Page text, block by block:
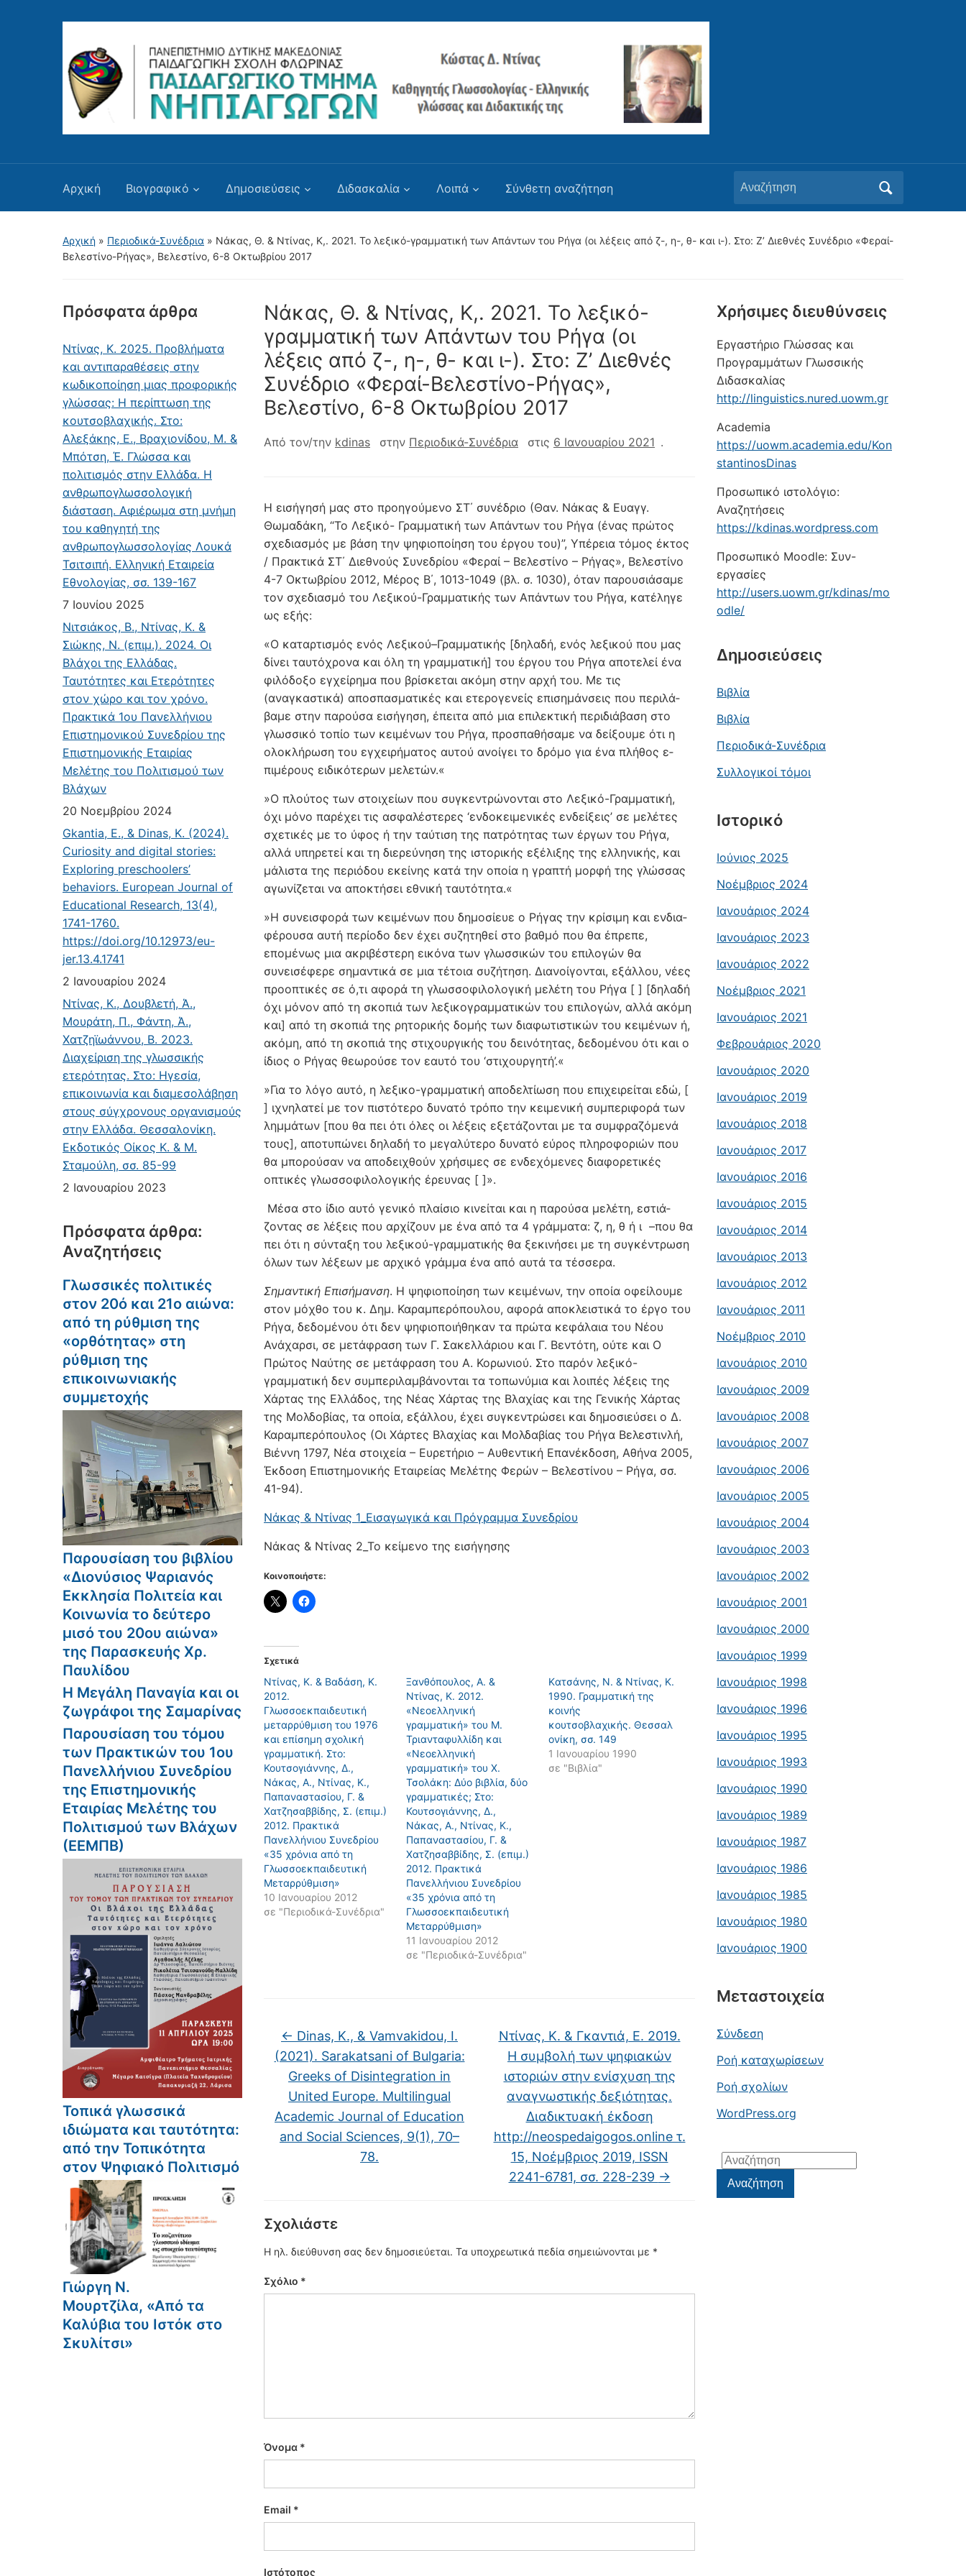
Αρχική Βιογραφικό Δημοσιεύσεις Διδασκαλία Λοιπά Σύνθετη αναζήτηση
Αναζήτηση
για:
Αρχική » Περιοδικά-Συνέδρια » Νάκας, Θ. & Ντίνας, Κ,. 2021. Το λεξικό-γραμματική των Απάντων του Ρήγα (οι λέξεις από ζ-, η-, θ- και ι-). Στο: Ζ’ Διεθνές Συνέδριο «Φεραί-
Βελεστίνο-Ρήγας», Βελεστίνο, 6-8 Οκτωβρίου 2017
Πρόσφατα άρθρα
Ντίνας, Κ. 2025. Προβλήματα
και αντιπαραθέσεις στην
κωδικοποίηση μιας προφορικής
γλώσσας: Η περίπτωση της
κουτσοβλαχικής. Στο:
Αλεξάκης, Ε., Βραχιονίδου, Μ. &
Μπότση, Έ. Γλώσσα και
πολιτισμός στην Ελλάδα. Η
ανθρωπογλωσσολογική
διάσταση. Αφιέρωμα στη μνήμη
του καθηγητή της
ανθρωπογλωσσολογίας Λουκά
Τσιτσιπή. Ελληνική Εταιρεία
Εθνολογίας, σσ. 139-167
7 Ιουνίου 2025
Νιτσιάκος, Β., Ντίνας, Κ. &
Σιώκης, Ν. (επιμ.). 2024. Οι
Βλάχοι της Ελλάδας.
Ταυτότητες και Ετερότητες
στον χώρο και τον χρόνο.
Πρακτικά 1ου Πανελλήνιου
Επιστημονικού Συνεδρίου της
Επιστημονικής Εταιρίας
Μελέτης του Πολιτισμού των
Βλάχων
20 Νοεμβρίου 2024
Gkantia, E., & Dinas, K. (2024).
Curiosity and digital stories:
Exploring preschoolers’
behaviors. European Journal of
Educational Research, 13(4),
1741-1760.
https://doi.org/10.12973/eu-
jer.13.4.1741
2 Ιανουαρίου 2024
Ντίνας, Κ., Δουβλετή, Ά.,
Μουράτη, Π., Φάντη, Ά.,
Χατζηϊωάννου, Β. 2023.
Διαχείριση της γλωσσικής
ετερότητας. Στο: Ηγεσία,
επικοινωνία και διαμεσολάβηση
στους σύγχρονους οργανισμούς
στην Ελλάδα. Θεσσαλονίκη.
Εκδοτικός Οίκος Κ. & Μ.
Σταμούλη, σσ. 85-99
2 Ιανουαρίου 2023
Πρόσφατα άρθρα:
Αναζητήσεις
Γλωσσικές πολιτικές
στον 20ό και 21ο αιώνα:
από τη ρύθμιση της
«ορθότητας» στη
ρύθμιση της
επικοινωνιακής
συμμετοχής
Παρουσίαση του βιβλίου
«Διονύσιος Ψαριανός
Εκκλησία Πολιτεία και
Κοινωνία το δεύτερο
μισό του 20ου αιώνα»
της Παρασκευής Χρ.
Παυλίδου
Η Μεγάλη Παναγία και οι
ζωγράφοι της Σαμαρίνας
Παρουσίαση του τόμου
των Πρακτικών του 1ου
Πανελλήνιου Συνεδρίου
της Επιστημονικής
Εταιρίας Μελέτης του
Πολιτισμού των Βλάχων
(ΕΕΜΠΒ)
Τοπικά γλωσσικά
ιδιώματα και ταυτότητα:
από την Τοπικότητα
στον Ψηφιακό Πολιτισμό
Γιώργη Ν.
Μουρτζίλα, «Από τα
Καλύβια του Ιστόκ στο
Σκυλίτσι»
Νάκας, Θ. & Ντίνας, Κ,. 2021. Το λεξικό-
γραμματική των Απάντων του Ρήγα (οι
λέξεις από ζ-, η-, θ- και ι-). Στο: Ζ’ Διεθνές
Συνέδριο «Φεραί-Βελεστίνο-Ρήγας»,
Βελεστίνο, 6-8 Οκτωβρίου 2017
Από τον/την kdinas στην Περιοδικά-Συνέδρια στις 6 Ιανουαρίου 2021 .
Η εισήγησή μας στο προηγούμενο ΣΤ΄ συνέδριο (Θαν. Νάκας & Ευαγγ.
Θωμαδάκη, “Το Λεξικό- Γραμ­μα­τική των Απάντων του Ρήγα (ένας πρώτος
σχεδι­ασμός με βάση την ψηφιοποίηση του έργου του)”, Υπέρεια τόμος έκτος
/ Πρακτικά ΣΤ΄ Διεθ­νούς Συνεδρίου «Φεραί – Βελεστίνο – Ρήγας», Βελεστίνο
4-7 Ο­κτωβρίου 2012, Μέρος Β΄, 1013-1049 (βλ. σ. 1030), όταν παρουσιάσαμε
τον σχεδιασμό του Λεξικού-Γραμματικής των Απάντων του Ρήγα, κατέληγε
ως εξής:
«Ο καταρ­τισμός ενός Λεξικού–Γραμ­μα­τικής [δηλαδή, ενός λεξικού που μας
δίνει ταυ­τό­χρονα και όλη τη γραμματική] του έργου του Ρήγα αποτε­λεί ένα
φιλό­δοξο εγχείρημα που βρίσκεται ακόμη στην αρχή του. Με τις
(αναγκαστικά) αποσπα­σματικές και ετερο­γε­νείς επισημάνσεις που περιλά­
βαμε στην παρούσα εισήγηση, έ­πει­τα από μια επιλε­κτι­κή περιδιάβαση στο
γλωσσικό τοπίο των κειμένων του Ρήγα, προσπαθήσαμε να δείξου­με ότι η
ολοκλήρωση του εγχειρήματος αυτού ανοίγει το δρό­μο για ένα πλήθος ε­
πιμέ­ρους ειδικότερων μελετών.«
»Ο πλούτος των στοιχείων που συγκεντρώνονται στο Λεξικό-Γραμ­ματική,
όχι μόνο παρέχει τις ασφαλέστερες ‘ενδοκειμενικές ενδείξεις’ σε μελέτες
σχετικές με το ύ­φος ή την ταύτιση της πα­τρότητας των έργων του Ρήγα,
αλλά υπηρετεί και τη δι­ερεύ­νηση της ιστορικής εξέλιξης της ελλη­νι­κής, και
μάλιστα της περιόδου ε­κείνης κα­τά την οποία η γραπτή μορφή της γλώσσας
αγωνίζεται να αποκτήσει εθνι­κή ταυ­τό­τητα.«
»Η συνεισφορά των κειμένων που δημοσίευε ο Ρήγας την κρίσιμη και ενδια­
φέ­ρουσα αυτή πε­ρίοδο δεν έχει συζητηθεί στο βαθμό που θα έ­πρεπε,
επομένως μια α­κρι­βέ­στερη εικόνα των γλωσ­σι­κών του επιλογών θα
συνεισέφερε σημαντικά σε μια τέ­τοια συζήτηση. Διανοίγονται, εξάλλου, νέες
προοπτικές σε ό,τι αφορά τη γλωσσο­φι­λο­λογική μελέτη του Ρήγα [ ] [δηλαδή
όχι μόνον από τη σκο­πιά των λεξικο­γραμ­ματι­κών του επιλογών, αλλά ακόμη
και] από τη σκοπιά της ρητορικής δομής των δι­αφω­τιστικών του κειμένων ή,
ακόμη, από τη σκοπιά της στιχουργικής του δει­νότητας, δε­δομένου ότι και ο
ίδιος ο Ρήγας θεωρούσε τον εαυτό του ‘στιχουρ­γη­τή’.«
»Για το λόγο αυτό, η λεξικο-γραμματική αποδελτίωση που επιχει­ρείται εδώ, [
] ιχνη­λατεί με τον πιστότερο δυνατό τρόπο την κειμε­νική συ­μπεριφορά των
λημμάτων [που θα πει ότι όλες οι λέξεις εξετάζονται με τα συμφραζόμενά
τους], αποτυπώνει δηλαδή το μεγαλύτερο δυνατό εύ­ρος πληροφο­ρι­ών που
θα μπορούσαν να αποδει­χθούν χρήσιμες σε ενδεχόμενες δια­φορετικές
οπτικές γλωσσοφιλολο­γικής έρευνας [ ]».
Μέσα στο ίδιο αυτό γενικό πλαίσιο κινείται και η παρούσα μελέτη, εστι­ά­
ζοντας σε λέ­ξεις που αρχίζουν με ένα από τα 4 γράμματα: ζ, η, θ ή ι –που θα
πει ότι η σύνταξη του λεξικού-γραμματικής θα ξεκινήσει με τη συγκέ­ντρωση
όλων των λέξεων με αρχικό γράμμα ένα από αυτά τα τέσσερα.
Σημαντική Επισήμανση. Η ψηφιοποίηση των κειμένων, την οποία ο­φείλουμε
στον μόχθο του κ. Δημ. Καραμπερόπουλου, αφορά αποκλει­στι­κά το έργο του
Ρήγα, δεδομένου ότι δεν ψηφιοποιήθηκαν τα πρώτα κε­φά­λαια του Νέου
Ανάχαρσι, σε με­τάφραση των Γ. Σακελλάριου και Γ. Βε­ντότη, ούτε και Ο
Πρώτος Ναύτης σε μετά­φραση του Α. Κορωνιού. Στο παρόν λεξικό-
γραμματική δεν συμπεριλαμβάνονται τα τοπωνύμια και λοιπές λέξεις της
Χάρτας της Ελλάδος, της Νέας Χάρτας της Βλαχίας και της Γενικής Χάρτας
της Μολδοβίας, τα οποία, εξάλλου, έχει συγκε­ντρώσει και δημοσιεύσει ο Δ.
Καραμπερόπουλος (Οι Χάρτες Βλαχίας και Μολδαβίας του Ρήγα Βελεστινλή,
Βιέννη 1797, Νέα στοιχεία – Ευρετήριο – Αυθεντική Επανέκ­δοση, Αθήνα 2005,
Έκδοση Επιστημονικής Εταιρείας Μελέτης Φερών – Βελεστίνου – Ρήγα, σσ.
41-94).
Νάκας & Ντίνας 1_Εισαγωγικά και Πρόγραμμα Συνεδρίου
Νάκας & Ντίνας 2_Το κείμενο της εισήγησης
Κοινοποιήστε:
Σχετικά
Ντίνας, Κ. & Βαδάση, Κ.
2012.
Γλωσσοεκπαιδευτική
μεταρρύθμιση του 1976
και επίσημη σχολική
γραμματική. Στο:
Κουτσογιάννης, Δ.,
Νάκας, Α., Ντίνας, Κ.,
Παπαναστασίου, Γ. &
Χατζησαββίδης, Σ. (επιμ.)
2012. Πρακτικά
Πανελλήνιου Συνεδρίου
«35 χρόνια από τη
Γλωσσοεκπαιδευτική
Μεταρρύθμιση»
10 Ιανουαρίου 2012
σε "Περιοδικά-Συνέδρια"
Ξανθόπουλος, Α. &
Ντίνας, Κ. 2012.
«Νεοελληνική
γραμματική» του Μ.
Τριανταφυλλίδη και
«Νεοελληνική
γραμματική» του Χ.
Τσολάκη: Δύο βιβλία, δύο
γραμματικές; Στο:
Κουτσογιάννης, Δ.,
Νάκας, Α., Ντίνας, Κ.,
Παπαναστασίου, Γ. &
Χατζησαββίδης, Σ. (επιμ.)
2012. Πρακτικά
Πανελλήνιου Συνεδρίου
«35 χρόνια από τη
Γλωσσοεκπαιδευτική
Μεταρρύθμιση»
11 Ιανουαρίου 2012
σε "Περιοδικά-Συνέδρια"
Kατσάνης, Ν. & Ντίνας, Κ.
1990. Γραμματική της
κοινής
κουτσοβλαχικής. Θεσσαλ
ονίκη, σσ. 149
1 Ιανουαρίου 1990
σε "Βιβλία"
← Dinas, K., & Vamvakidou, I.
(2021). Sarakatsani of Bulgaria:
Greeks of Disintegration in
United Europe. Multilingual
Academic Journal of Education
and Social Sciences, 9(1), 70–
78.
Ντίνας, Κ. & Γκαντιά, Ε. 2019.
Η συμβολή των ψηφιακών
ιστοριών στην ενίσχυση της
αναγνωστικής δεξιότητας.
Διαδικτυακή έκδοση
http://neospedaigogos.online τ.
15, Νοέμβριος 2019, ISSN
2241-6781, σσ. 228-239 →
Σχολιάστε
Η ηλ. διεύθυνση σας δεν δημοσιεύεται. Τα υποχρεωτικά πεδία σημειώνονται με *
Σχόλιο *
Όνομα *
Email *
Ιστότοπος
Xρήσιμες διευθύνσεις
Εργαστήριο Γλώσσας και
Προγραμμάτων Γλωσσικής
Διδασκαλίας
http://linguistics.nured.uowm.gr
Academia
https://uowm.academia.edu/Kon
stantinosDinas
Προσωπικό ιστολόγιο:
Αναζητήσεις
https://kdinas.wordpress.com
Προσωπικό Moodle: Συν-
εργασίες
http://users.uowm.gr/kdinas/mo
odle/
Δημοσιεύσεις
Βιβλία
Βιβλία
Περιοδικά-Συνέδρια
Συλλογικοί τόμοι
Ιστορικό
Ιούνιος 2025
Νοέμβριος 2024
Ιανουάριος 2024
Ιανουάριος 2023
Ιανουάριος 2022
Νοέμβριος 2021
Ιανουάριος 2021
Φεβρουάριος 2020
Ιανουάριος 2020
Ιανουάριος 2019
Ιανουάριος 2018
Ιανουάριος 2017
Ιανουάριος 2016
Ιανουάριος 2015
Ιανουάριος 2014
Ιανουάριος 2013
Ιανουάριος 2012
Ιανουάριος 2011
Νοέμβριος 2010
Ιανουάριος 2010
Ιανουάριος 2009
Ιανουάριος 2008
Ιανουάριος 2007
Ιανουάριος 2006
Ιανουάριος 2005
Ιανουάριος 2004
Ιανουάριος 2003
Ιανουάριος 2002
Ιανουάριος 2001
Ιανουάριος 2000
Ιανουάριος 1999
Ιανουάριος 1998
Ιανουάριος 1996
Ιανουάριος 1995
Ιανουάριος 1993
Ιανουάριος 1990
Ιανουάριος 1989
Ιανουάριος 1987
Ιανουάριος 1986
Ιανουάριος 1985
Ιανουάριος 1980
Ιανουάριος 1900
Μεταστοιχεία
Σύνδεση
Ροή καταχωρίσεων
Ροή σχολίων
WordPress.org
Αναζήτηση
για:Αναζήτηση